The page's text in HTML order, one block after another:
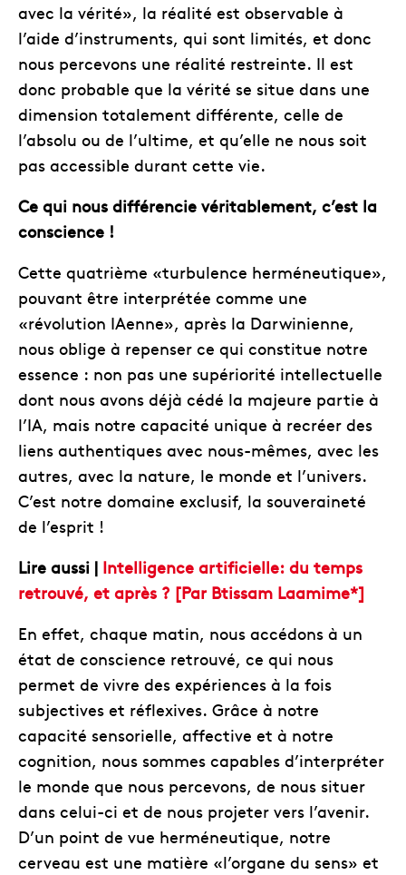
avec la vérité», la réalité est observable à
l’aide d’instruments, qui sont limités, et donc
nous percevons une réalité restreinte. Il est
donc probable que la vérité se situe dans une
dimension totalement différente, celle de
l’absolu ou de l’ultime, et qu’elle ne nous soit
pas accessible durant cette vie.
Ce qui nous différencie véritablement, c’est la
conscience !
Cette quatrième «turbulence herméneutique»,
pouvant être interprétée comme une
«révolution IAenne», après la Darwinienne,
nous oblige à repenser ce qui constitue notre
essence : non pas une supériorité intellectuelle
dont nous avons déjà cédé la majeure partie à
l’IA, mais notre capacité unique à recréer des
liens authentiques avec nous-mêmes, avec les
autres, avec la nature, le monde et l’univers.
C’est notre domaine exclusif, la souveraineté
de l’esprit !
Lire aussi | Intelligence artificielle: du temps
retrouvé, et après ? [Par Btissam Laamime*]
En effet, chaque matin, nous accédons à un
état de conscience retrouvé, ce qui nous
permet de vivre des expériences à la fois
subjectives et réflexives. Grâce à notre
capacité sensorielle, affective et à notre
cognition, nous sommes capables d’interpréter
le monde que nous percevons, de nous situer
dans celui-ci et de nous projeter vers l’avenir.
D’un point de vue herméneutique, notre
cerveau est une matière «l’organe du sens» et